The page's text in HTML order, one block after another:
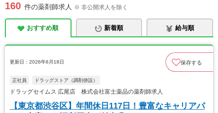
160 件の薬剤師求人 ※ 非公開求人を除く
おすすめ順 新着順 給与順
更新日：2026年6月18日 保存する
正社員 ドラッグストア（調剤併設）
ドラッグセイムス 広尾店 株式会社富士薬品の薬剤師求人
【東京都渋谷区】年間休日117日！豊富なキャリアパ